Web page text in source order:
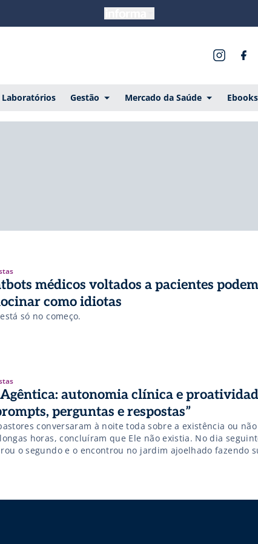
Laboratórios Gestão Mercado da Saúde Ebooks
médicos voltados a pacientes podem
como idiotas
só no começo.
autonomia clínica e
perguntas e respostas”
conversaram à noite toda sobre a existência ou
horas, concluíram que Ele não existia. No dia
o segundo e o encontrou no jardim ajoelhado fazendo
o que você está fazendo […]